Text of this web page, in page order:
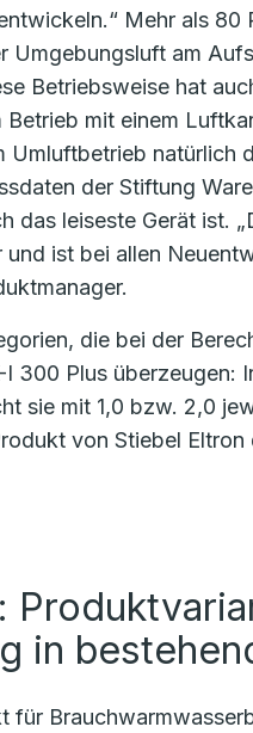
Mehr als
Umgebungsluft am
Betriebsweise hat
Betrieb mit einem
natürlich
der Stiftung
das leiseste Gerät ist.
ist bei allen
die bei der
300 Plus überzeugen:
sie mit 1,0 bzw. 2,0
von Stiebel
in
für